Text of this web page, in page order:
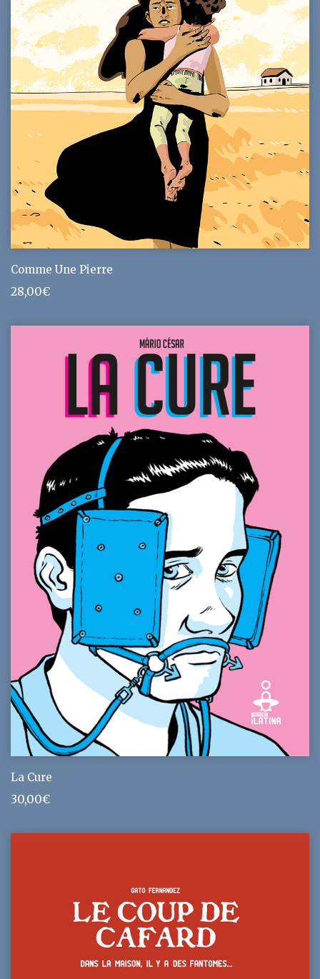
Comme Une Pierre
28,00€
La Cure
30,00€